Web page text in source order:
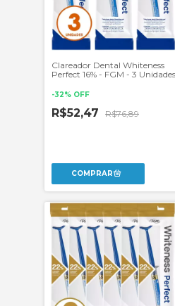
Clareador Dental Whiteness
Perfect 16% - FGM - 3 Unidades
-32% OFF
R$52,47 R$76,89